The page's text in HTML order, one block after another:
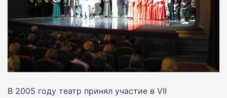
В 2005 году театр принял участие в VII